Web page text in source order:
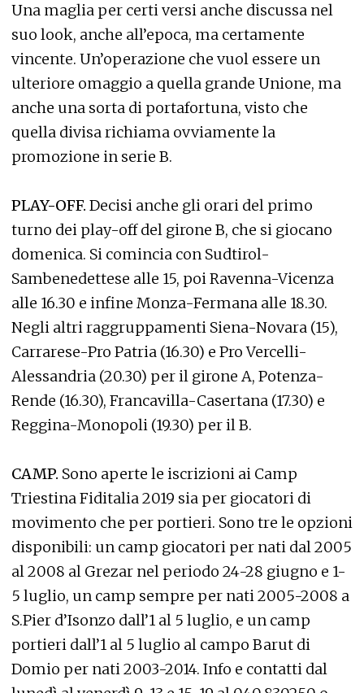
Una maglia per certi versi anche discussa nel
suo look, anche all’epoca, ma certamente
vincente. Un’operazione che vuol essere un
ulteriore omaggio a quella grande Unione, ma
anche una sorta di portafortuna, visto che
quella divisa richiama ovviamente la
promozione in serie B.
PLAY-OFF. Decisi anche gli orari del primo
turno dei play-off del girone B, che si giocano
domenica. Si comincia con Sudtirol-
Sambenedettese alle 15, poi Ravenna-Vicenza
alle 16.30 e infine Monza-Fermana alle 18.30.
Negli altri raggruppamenti Siena-Novara (15),
Carrarese-Pro Patria (16.30) e Pro Vercelli-
Alessandria (20.30) per il girone A, Potenza-
Rende (16.30), Francavilla-Casertana (17.30) e
Reggina-Monopoli (19.30) per il B.
CAMP. Sono aperte le iscrizioni ai Camp
Triestina Fiditalia 2019 sia per giocatori di
movimento che per portieri. Sono tre le opzioni
disponibili: un camp giocatori per nati dal 2005
al 2008 al Grezar nel periodo 24-28 giugno e 1-
5 luglio, un camp sempre per nati 2005-2008 a
S.Pier d’Isonzo dall’1 al 5 luglio, e un camp
portieri dall’1 al 5 luglio al campo Barut di
Domio per nati 2003-2014. Info e contatti dal